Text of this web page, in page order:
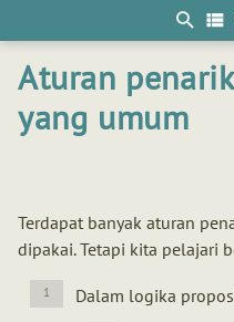
Aturan
yang umum
Terdapat banyak aturan
dipakai. Tetapi kita pelajari
Dalam logika
matematis